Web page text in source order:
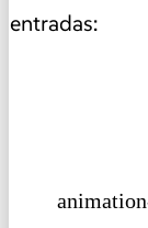
entradas: